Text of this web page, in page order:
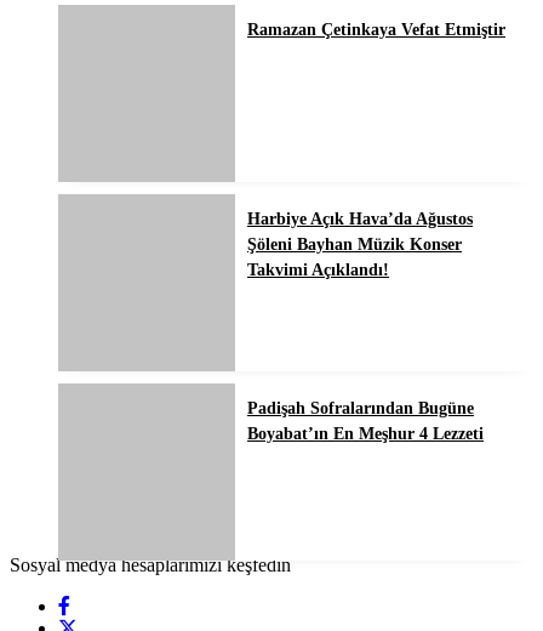
Ramazan Çetinkaya Vefat Etmiştir
Harbiye Açık Hava’da Ağustos
Şöleni Bayhan Müzik Konser
Takvimi Açıklandı!
Padişah Sofralarından Bugüne
Boyabat’ın En Meşhur 4 Lezzeti
Sosyal medya hesaplarımızı keşfedin